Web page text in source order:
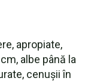
apropiate,
albe până la
cenușii în